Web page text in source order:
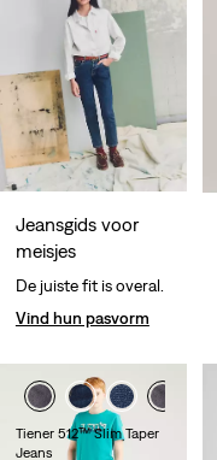
Tiener 512™ Slim Taper
Jeans
Jeansgids voor
meisjes
De juiste fit is overal.
Vind hun pasvorm